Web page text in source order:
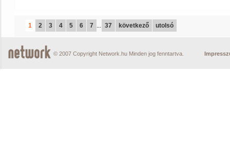
1 2 3 4 5 6 7 ... 37 következő utolsó
© 2007 Copyright Network.hu Minden jog fenntartva.